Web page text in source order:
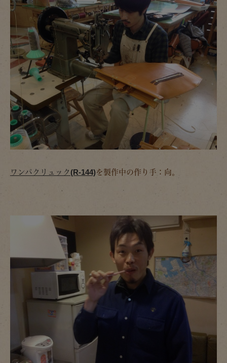
ワンパクリュック(R-144)を製作中の作り手：向。